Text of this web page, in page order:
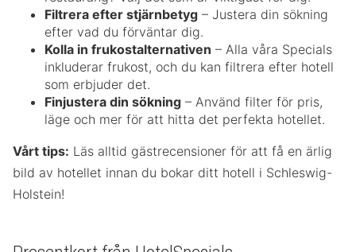
Filtrera efter stjärnbetyg – Justera din sökning
efter vad du förväntar dig.
Kolla in frukostalternativen – Alla våra Specials
inkluderar frukost, och du kan filtrera efter hotell
som erbjuder det.
Finjustera din sökning – Använd filter för pris,
läge och mer för att hitta det perfekta hotellet.
Vårt tips: Läs alltid gästrecensioner för att få en ärlig
bild av hotellet innan du bokar ditt hotell i Schleswig-
Holstein!